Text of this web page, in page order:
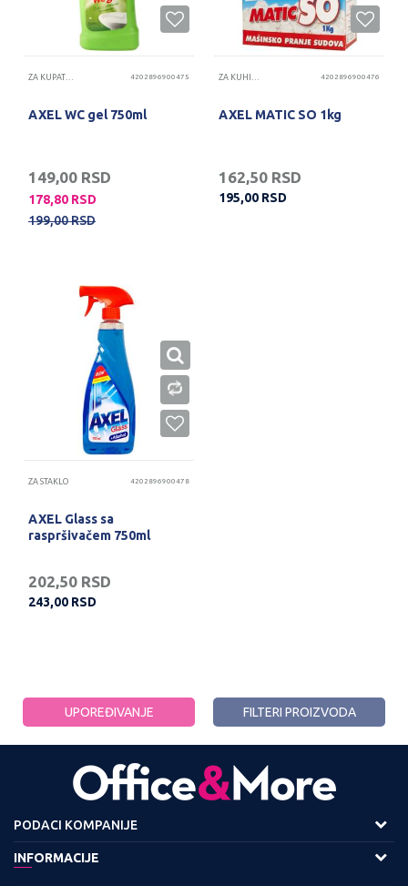
ZA KUPATILO 4202896900475
AXEL WC gel 750ml
149,00 RSD
178,80 RSD
199,00RSD
ZA KUHINJU 4202896900476
AXEL MATIC SO 1kg
162,50 RSD
195,00 RSD
ZA STAKLO 4202896900478
AXEL Glass sa
raspršivačem 750ml
202,50 RSD
243,00 RSD
UPOREĐIVANJE FILTERI PROIZVODA
PODACI KOMPANIJE
Adresa :
INFORMACIJE